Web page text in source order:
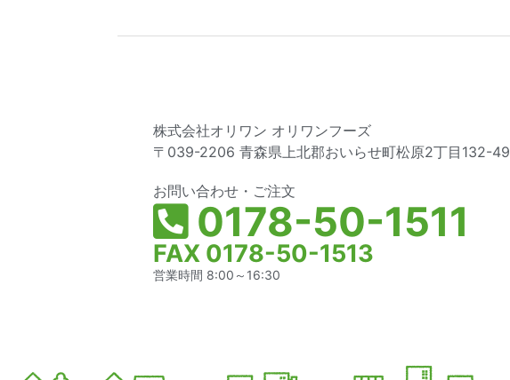
株式会社オリワン オリワンフーズ
〒039-2206 青森県上北郡おいらせ町松原2丁目132-49
お問い合わせ・ご注文
0178-50-1511
FAX 0178-50-1513
営業時間 8:00～16:30